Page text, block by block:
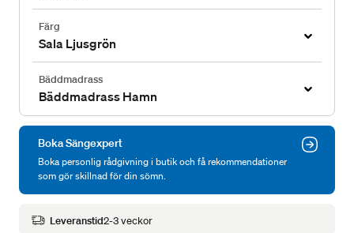
Färg
Sala Ljusgrön
Bäddmadrass
Bäddmadrass Hamn
Boka Sängexpert
Boka personlig rådgivning i butik och få rekommendationer
som gör skillnad för din sömn.
Leveranstid2-3 veckor